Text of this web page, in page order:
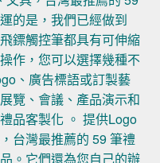
的是，我們已經做到
鏢觸控筆都具有可伸縮
作，您可以選擇幾種不
、廣告標語或訂製藝
覽、會議、產品演示和
品客製化 。 提供Logo
台灣最推薦的 59 筆禮
。它們還為您自己的辦